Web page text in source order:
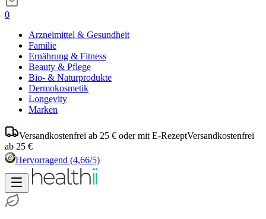
0
Arzneimittel & Gesundheit
Familie
Ernährung & Fitness
Beauty & Pflege
Bio- & Naturprodukte
Dermokosmetik
Longevity
Marken
Versandkostenfrei ab 25 € oder mit E-RezeptVersandkostenfrei
ab 25 €
Hervorragend (4,66/5)